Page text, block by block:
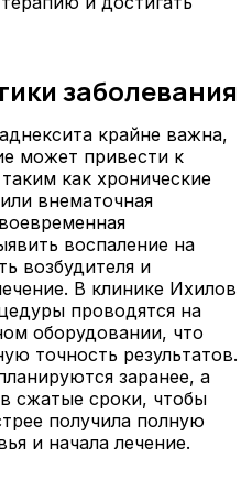
заболевания
крайне важна,
может привести к
как хронические
внематочная
воспаление на
возбудителя и
В клинике Ихилов
проводятся на
оборудовании, что
точность результатов.
заранее, а
сжатые сроки, чтобы
получила полную
и начала лечение.